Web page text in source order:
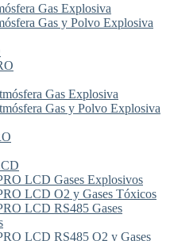
Gas Explosiva
Gas y Polvo Explosiva
Gas Explosiva
Gas y Polvo Explosiva
LCD Gases Explosivos
LCD O2 y Gases Tóxicos
LCD RS485 Gases
LCD RS485 O2 y Gases